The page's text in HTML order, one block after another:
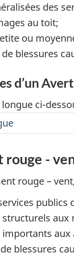
des
au toit;
ou
blessures
d’un
rouge -
rouge –
publics
blessures